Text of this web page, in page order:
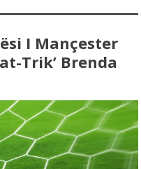
I Mançester
Trik’ Brenda